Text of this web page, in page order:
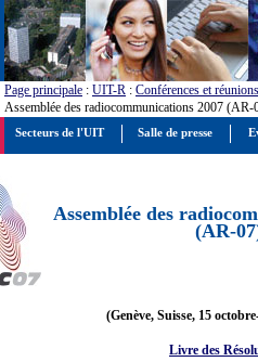
Page principale : UIT-R : Conférences et réunions
Assemblée des radiocommunications 2007 (AR-
Assemblée des
(AR-
(Genève, Suisse, 15
Livre des
Secteurs de l'UIT Salle de presse